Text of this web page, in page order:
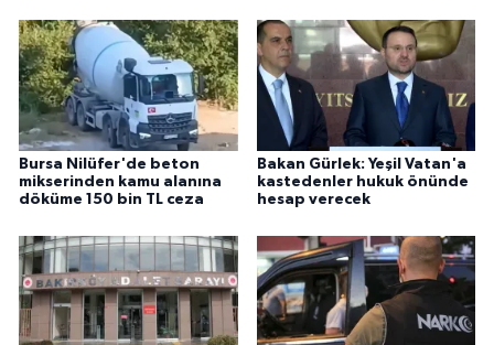
Bursa Nilüfer'de beton
mikserinden kamu alanına
döküme 150 bin TL ceza
Bakan Gürlek: Yeşil Vatan'a
kastedenler hukuk önünde
hesap verecek